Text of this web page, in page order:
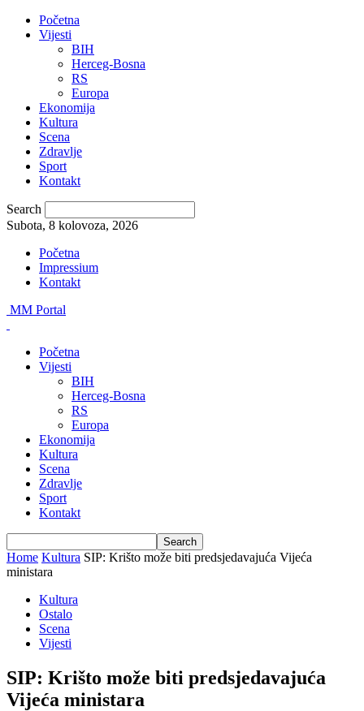
Početna
Vijesti
BIH
Herceg-Bosna
RS
Europa
Ekonomija
Kultura
Scena
Zdravlje
Sport
Kontakt
Search
Subota, 8 kolovoza, 2026
Početna
Impressium
Kontakt
MM Portal
Početna
Vijesti
BIH
Herceg-Bosna
RS
Europa
Ekonomija
Kultura
Scena
Zdravlje
Sport
Kontakt
Home Kultura SIP: Krišto može biti predsjedavajuća Vijeća
ministara
Kultura
Ostalo
Scena
Vijesti
SIP: Krišto može biti predsjedavajuća
Vijeća ministara